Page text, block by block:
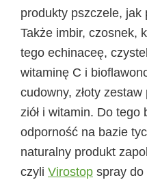
produkty pszczele, jak
Także imbir, czosnek,
tego echinaceę,
witaminę C i
cudowny, złoty
ziół i witamin. Do tego
odporność na bazie
naturalny produkt
czyli Virostop spray do